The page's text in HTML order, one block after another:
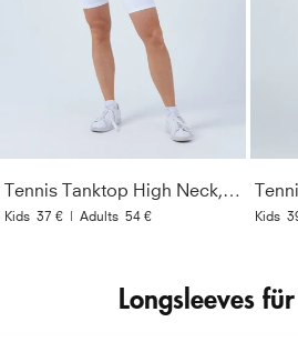
Tennis Tanktop High Neck, weiß
Kids 37 € | Adults 54 € Kids
Longsleeves